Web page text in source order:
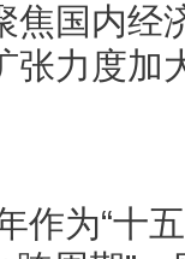
焦国内经
张力度加
作为“十